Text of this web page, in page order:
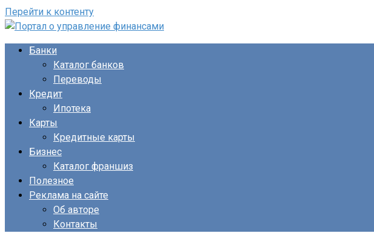
Перейти к контенту
Банки
Каталог банков
Переводы
Кредит
Ипотека
Карты
Кредитные карты
Бизнес
Каталог франшиз
Полезное
Реклама на сайте
Об авторе
Контакты